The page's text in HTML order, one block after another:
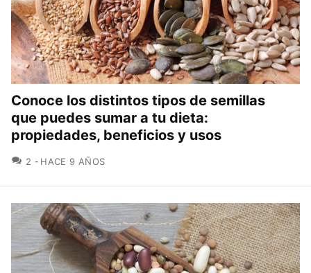
Conoce los distintos tipos de semillas
que puedes sumar a tu dieta:
propiedades, beneficios y usos
2 COMENTARIOS
HACE 9 AÑOS